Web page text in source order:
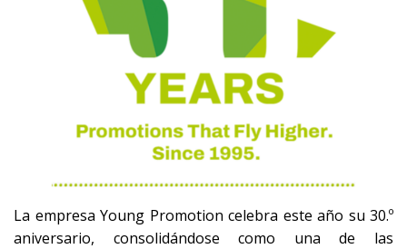
La empresa Young Promotion celebra este año su 30.º
aniversario, consolidándose como una de las